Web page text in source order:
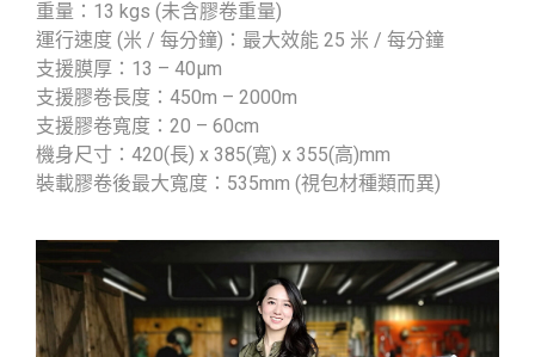
重量：13 kgs (未含膠卷重量)
運行速度 (米 / 每分鐘)：最大效能 25 米 / 每分鐘
支援膜厚：13 – 40μm
支援膠卷長度：450m – 2000m
支援膠卷寬度：20 – 60cm
機身尺寸：420(長) x 385(寬) x 355(高)mm
裝載膠卷後最大寬度：535mm (視包材種類而異)